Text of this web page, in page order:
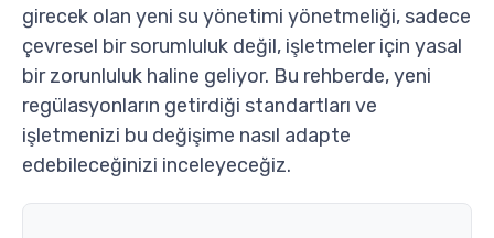
girecek olan yeni su yönetimi yönetmeliği, sadece
çevresel bir sorumluluk değil, işletmeler için yasal
bir zorunluluk haline geliyor. Bu rehberde, yeni
regülasyonların getirdiği standartları ve
işletmenizi bu değişime nasıl adapte
edebileceğinizi inceleyeceğiz.